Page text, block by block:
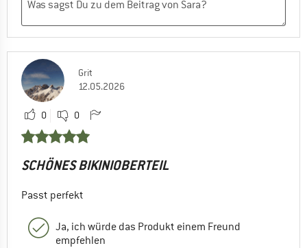
Grit
12.05.2026
0 0
SCHÖNES BIKINIOBERTEIL
Passt perfekt
Ja, ich würde das Produkt einem Freund
empfehlen